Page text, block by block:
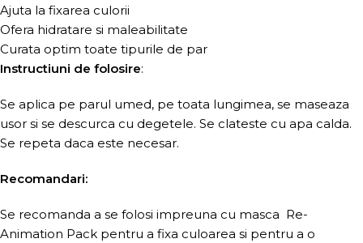
Ajuta la fixarea culorii
Ofera hidratare si maleabilitate
Curata optim toate tipurile de par
Instructiuni de folosire:
Se aplica pe parul umed, pe toata lungimea, se maseaza
usor si se descurca cu degetele. Se clateste cu apa calda.
Se repeta daca este necesar.
Recomandari:
Se recomanda a se folosi impreuna cu masca Re-
Animation Pack pentru a fixa culoarea si pentru a o